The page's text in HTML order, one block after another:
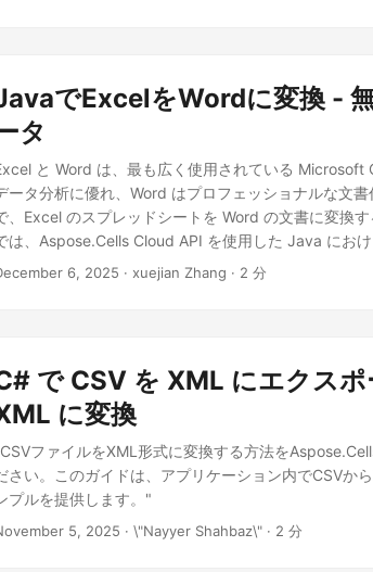
文書にシームレスに変換できる強力なクラウドベ
タイル、レイアウトを保持しながら Excel から PDF
換プロセスは効率的で、最小限のコードで実装できま
でExcelをWordに変換 -
タ
と Word は、最も広く使用されている
ータ分析に優れ、Word はプロフェッショナルな文
、Excel のスプレッドシートを Word の文書に変換
は、Aspose.Cells Cloud API を使用した Java にお
ースと cURL の両アプローチをカバーし、Java ア
にシームレスに変換できる強力なクラウドベース
、スタイル、レイアウトを保持しながら、Excel か
スは効率的で、最小限のコードで実装できます。この
ドリングを含めて、Aspose.
6, 2025 · xuejian Zhang · 2 分
で CSV を XML にエクス
に変換
ファイルをXML形式に変換する方法を
さい。このガイドは、アプリケーション内でCSVか
プルを提供します。"
5, 2025 · \"Nayyer Shahbaz\" · 2 分